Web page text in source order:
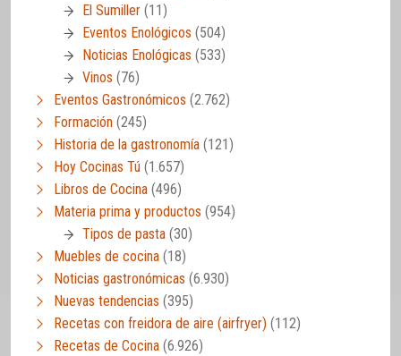
El Sumiller (11)
Eventos Enológicos (504)
Noticias Enológicas (533)
Vinos (76)
Eventos Gastronómicos (2.762)
Formación (245)
Historia de la gastronomía (121)
Hoy Cocinas Tú (1.657)
Libros de Cocina (496)
Materia prima y productos (954)
Tipos de pasta (30)
Muebles de cocina (18)
Noticias gastronómicas (6.930)
Nuevas tendencias (395)
Recetas con freidora de aire (airfryer) (112)
Recetas de Cocina (6.926)